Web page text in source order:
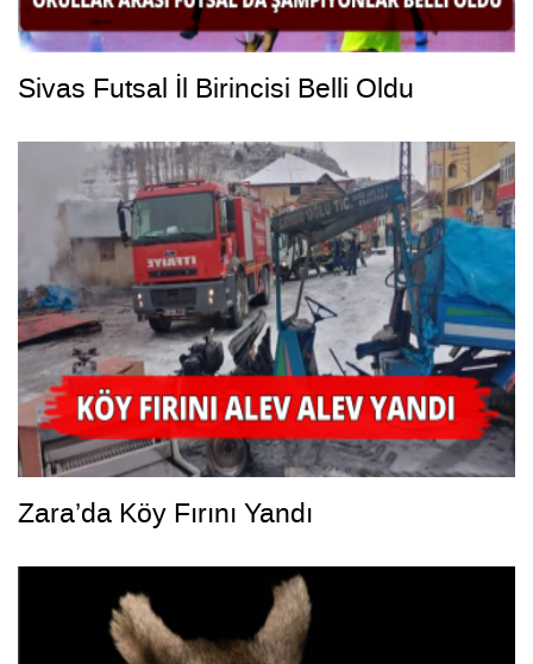
Sivas Futsal İl Birincisi Belli Oldu
Zara’da Köy Fırını Yandı